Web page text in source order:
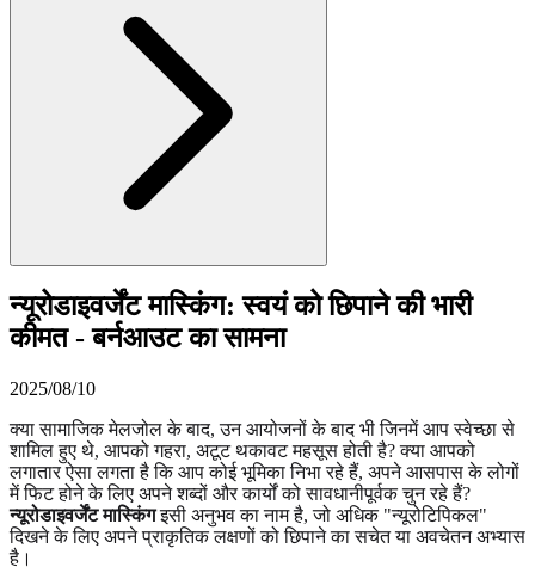
न्यूरोडाइवर्जेंट मास्किंग: स्वयं को छिपाने की भारी
कीमत - बर्नआउट का सामना
2025/08/10
क्या सामाजिक मेलजोल के बाद, उन आयोजनों के बाद भी जिनमें आप स्वेच्छा से
शामिल हुए थे, आपको गहरा, अटूट थकावट महसूस होती है? क्या आपको
लगातार ऐसा लगता है कि आप कोई भूमिका निभा रहे हैं, अपने आसपास के लोगों
में फिट होने के लिए अपने शब्दों और कार्यों को सावधानीपूर्वक चुन रहे हैं?
न्यूरोडाइवर्जेंट मास्किंगइसी अनुभव का नाम है, जो अधिक "न्यूरोटिपिकल"
दिखने के लिए अपने प्राकृतिक लक्षणों को छिपाने का सचेत या अवचेतन अभ्यास
है।